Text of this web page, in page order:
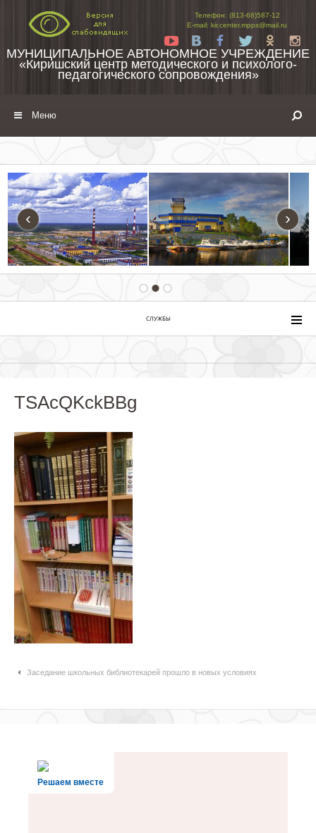
Телефон: (813-68)587-12
E-mail: kir.center.mpps@mail.ru
Yt
Tw
МУНИЦИПАЛЬНОЕ АВТОНОМНОЕ УЧРЕЖДЕНИЕ
«Киришский центр методического и психолого-
педагогического сопровождения»
Меню
‹ ›
СЛУЖБЫ
TSAcQKckBBg
Навигация по статьям
Заседание школьных библиотекарей прошло в новых условиях
Решаем вместе